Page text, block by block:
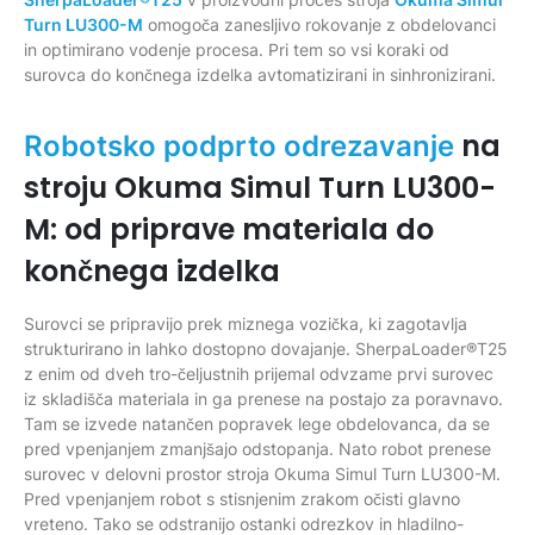
Turn LU300-M omogoča zanesljivo rokovanje z obdelovanci
in optimirano vodenje procesa. Pri tem so vsi koraki od
surovca do končnega izdelka avtomatizirani in sinhronizirani.
Robotsko podprto odrezavanje na
stroju Okuma Simul Turn LU300-
M: od priprave materiala do
končnega izdelka
Surovci se pripravijo prek miznega vozička, ki zagotavlja
strukturirano in lahko dostopno dovajanje. SherpaLoader®T25
z enim od dveh tro-čeljustnih prijemal odvzame prvi surovec
iz skladišča materiala in ga prenese na postajo za poravnavo.
Tam se izvede natančen popravek lege obdelovanca, da se
pred vpenjanjem zmanjšajo odstopanja. Nato robot prenese
surovec v delovni prostor stroja Okuma Simul Turn LU300-M.
Pred vpenjanjem robot s stisnjenim zrakom očisti glavno
vreteno. Tako se odstranijo ostanki odrezkov in hladilno-